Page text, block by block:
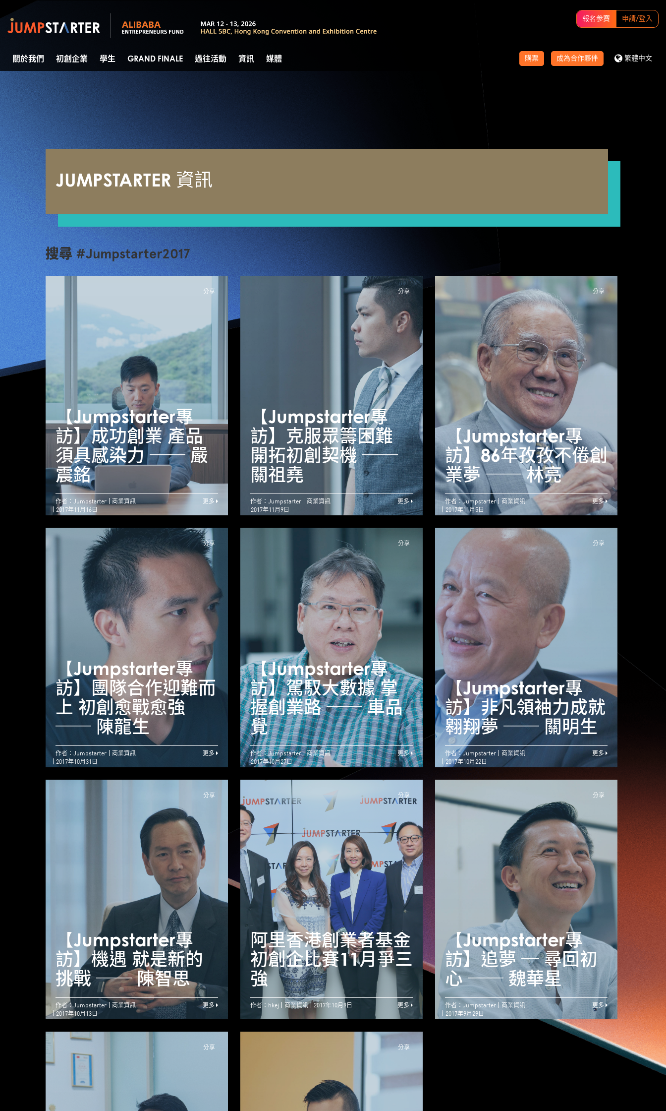
報名参賽 申請/登入
購票 成為合作夥伴 繁體中文
關於我們 初創企業 學生 GRAND FINALE 過往活動 資訊 媒體
JUMPSTARTER 資訊
搜尋 #Jumpstarter2017
分享
【Jumpstarter專
訪】成功創業 產品
須具感染力 ── 嚴
震銘
【Jumpstarter專
訪】成功創業 產品
須具感染力 ── 嚴
震銘
作者：Jumpstarter
商業資訊
2017年11月16日
更多
分享
【Jumpstarter專
訪】克服眾籌困難
開拓初創契機 ──
關祖堯
【Jumpstarter專
訪】克服眾籌困難
開拓初創契機 ──
關祖堯
作者：Jumpstarter
商業資訊
2017年11月9日
更多
分享
【Jumpstarter專
訪】86年孜孜不倦創
業夢 ── 林亮
作者：Jumpstarter
商業資訊
2017年11月5日
更多
分享
【Jumpstarter專
訪】團隊合作迎難而
上 初創愈戰愈強
── 陳龍生
【Jumpstarter專
訪】團隊合作迎難而
上 初創愈戰愈強
── 陳龍生
作者：Jumpstarter
商業資訊
2017年10月31日
更多
分享
【Jumpstarter專
訪】駕馭大數據 掌
握創業路 ── 車品
覺
【Jumpstarter專
訪】駕馭大數據 掌
握創業路 ── 車品
覺
作者：Jumpstarter
商業資訊
2017年10月27日
更多
分享
【Jumpstarter專
訪】非凡領袖力成就
翱翔夢 ── 關明生
【
作者：Jumpstarter
商業資訊
2017年10月22日
更多
分享
【Jumpstarter專
訪】機遇 就是新的
挑戰 ── 陳智思
【Jumpstarter專
訪】機遇 就是新的
挑戰 ── 陳智思
作者：Jumpstarter
商業資訊
2017年10月13日
更多
分享
阿里香港創業者基金
初創企比賽11月爭三
強
阿里香港創業者基金
初創企比賽11月爭三
強
作者：hkej 商業資訊 2017年10月9日 更多
分享
【Jumpstarter專
訪】追夢 ─ 尋回初
心 ── 魏華星
【
訪
心
作者：Jumpstarter
商業資訊
2017年9月29日
更多
分享 分享